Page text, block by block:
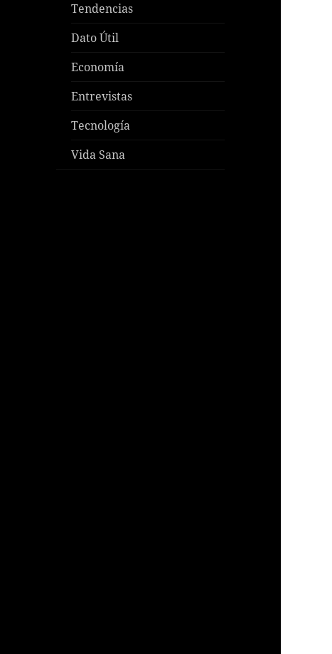
Tendencias
Dato Útil
Economía
Entrevistas
Tecnología
Vida Sana